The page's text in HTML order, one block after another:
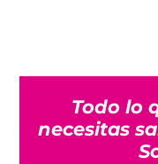
Todo lo
necesitas